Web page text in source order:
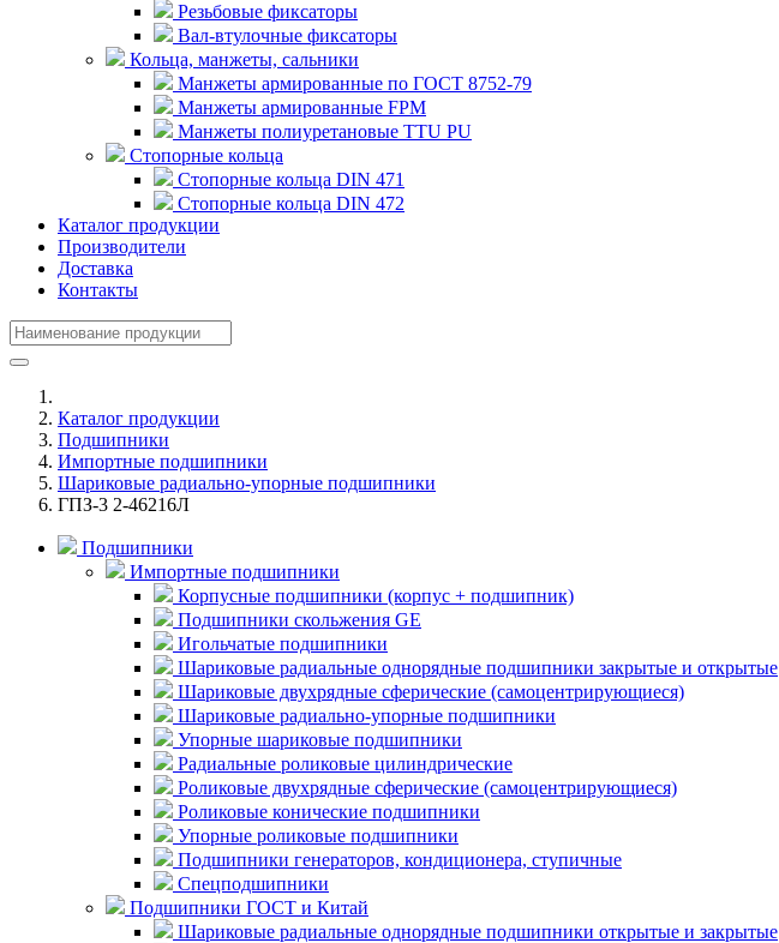
Резьбовые фиксаторы
Вал-втулочные фиксаторы
Кольца, манжеты, сальники
Манжеты армированные по ГОСТ 8752-79
Манжеты армированные FPM
Манжеты полиуретановые TTU PU
Стопорные кольца
Стопорные кольца DIN 471
Стопорные кольца DIN 472
Каталог продукции
Производители
Доставка
Контакты
Каталог продукции
Подшипники
Импортные подшипники
Шариковые радиально-упорные подшипники
ГПЗ-3 2-46216Л
Подшипники
Импортные подшипники
Корпусные подшипники (корпус + подшипник)
Подшипники скольжения GE
Игольчатые подшипники
Шариковые радиальные однорядные подшипники закрытые и открытые
Шариковые двухрядные сферические (самоцентрирующиеся)
Шариковые радиально-упорные подшипники
Упорные шариковые подшипники
Радиальные роликовые цилиндрические
Роликовые двухрядные сферические (самоцентрирующиеся)
Роликовые конические подшипники
Упорные роликовые подшипники
Подшипники генераторов, кондиционера, ступичные
Спецподшипники
Подшипники ГОСТ и Китай
Шариковые радиальные однорядные подшипники открытые и закрытые